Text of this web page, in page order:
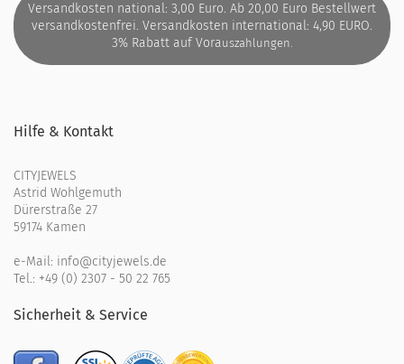
Versandkosten national: 3,00 Euro. Ab 20,00 Euro Bestellwert
versandkostenfrei. Versandkosten international: 4,90 EURO.
3% Rabatt auf Vorauszahlungen.
Hilfe & Kontakt
CITYJEWELS
Astrid Wohlgemuth
Dürerstraße 27
59174 Kamen
e-Mail: info@cityjewels.de
Tel.: +49 (0) 2307 - 50 22 765
Sicherheit & Service